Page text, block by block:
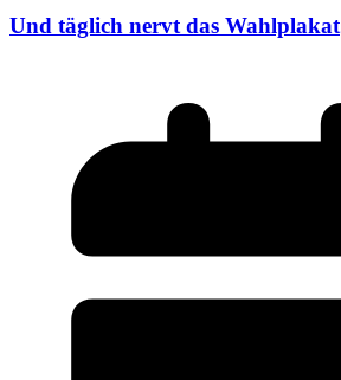
Und täglich nervt das Wahlplakat